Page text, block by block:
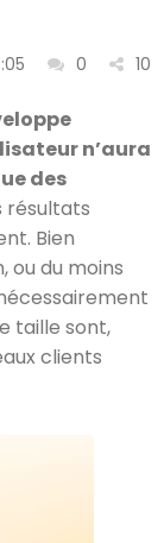
0 10
n’aura
des
résultats
Bien
ou du moins
taille sont,
clients